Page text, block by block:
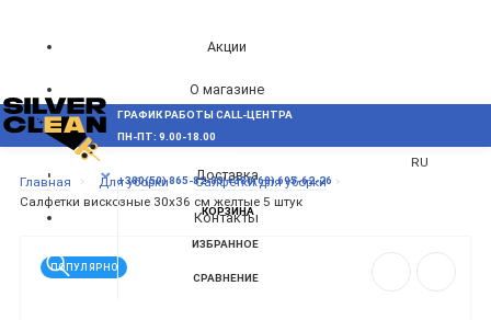
Акции
О магазине
Блог
Доставка
Контакты
RU
МЕНЮ
ГРАФИК РАБОТЫ CALL-ЦЕНТРА
ПН-ПТ: 9.00-18.00
+380(50) 865-82-83+380(68) 695-62-26
КОРЗИНА
ИЗБРАННОЕ
СРАВНЕНИЕ
Главная Для уборки
Салфетки для уборки
Салфетки вискозные 30х36 см желтые 5 штук
ПОПУЛЯРНО